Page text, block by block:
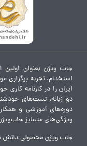
جاب ویژن بعنوان اولین
استخدام، تجربه برگزاری
ایران را در کارنامه
دو زبانه، تست‌های
دوره‌های آموزشی و
ویژگی‌های متمایز
جاب ویژن محصولی دانش